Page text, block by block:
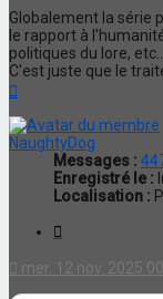
Globalement la série
le rapport à
politiques du lore, etc...
C'est juste que le
NaughtyDog
Messages :
Enregistré le :
Localisation :
mer. 12 nov. 2025